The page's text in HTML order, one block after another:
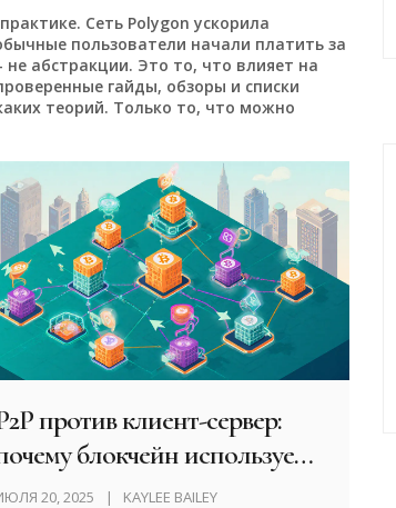
Сеть Polygon ускорила
пользователи начали платить за
абстракции. Это то, что влияет на
гайды, обзоры и списки
теорий. Только то, что можно
против клиент-сервер:
блокчейн использует
20, 2025 KAYLEE BAILEY